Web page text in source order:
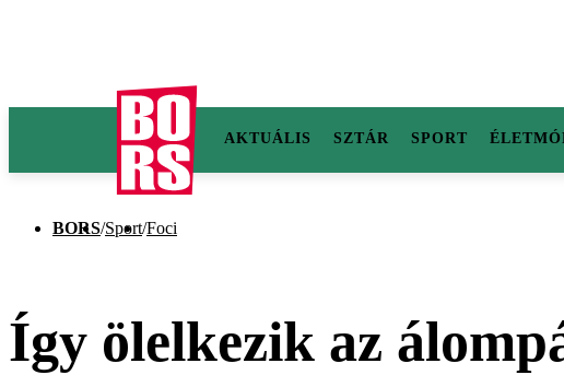
AKTUÁLIS SZTÁR SPORT
BORS/Sport/Foci
Így ölelkezik az